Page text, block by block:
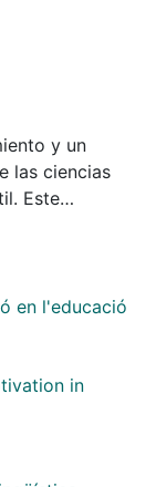
y un
las ciencias
Este
ciencia poco
clave
gamificación
El objetivo
que el
Educación
y después
en l'educació
in